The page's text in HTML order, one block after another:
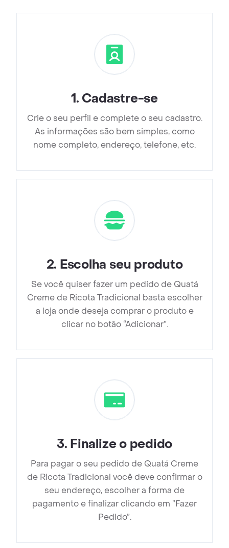
1. Cadastre-se
Crie o seu perfil e complete o seu cadastro.
As informações são bem simples, como
nome completo, endereço, telefone, etc.
2. Escolha seu produto
Se você quiser fazer um pedido de Quatá
Creme de Ricota Tradicional basta escolher
a loja onde deseja comprar o produto e
clicar no botão “Adicionar”.
3. Finalize o pedido
Para pagar o seu pedido de Quatá Creme
de Ricota Tradicional você deve confirmar o
seu endereço, escolher a forma de
pagamento e finalizar clicando em ”Fazer
Pedido”.